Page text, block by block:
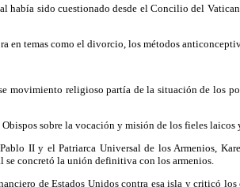
había sido cuestionado desde el Concilio del
en temas como el divorcio, los métodos
religioso partía de la situación de los
sobre la vocación y misión de los fieles laicos
II y el Patriarca Universal de los Armenios,
se concretó la unión definitiva con los armenios.
de Estados Unidos contra esa isla y criticó los